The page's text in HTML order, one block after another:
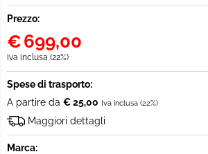
Prezzo:
€699,00
Iva inclusa (22%)
Spese di trasporto:
A partire da € 25,00 Iva inclusa (22%)
Maggiori dettagli
Marca: